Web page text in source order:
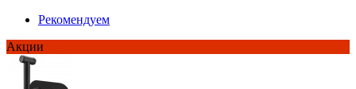
Рекомендуем
Акции